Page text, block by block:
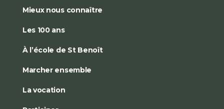
Mieux nous connaître
Les 100 ans
À l’école de St Benoît
Marcher ensemble
La vocation